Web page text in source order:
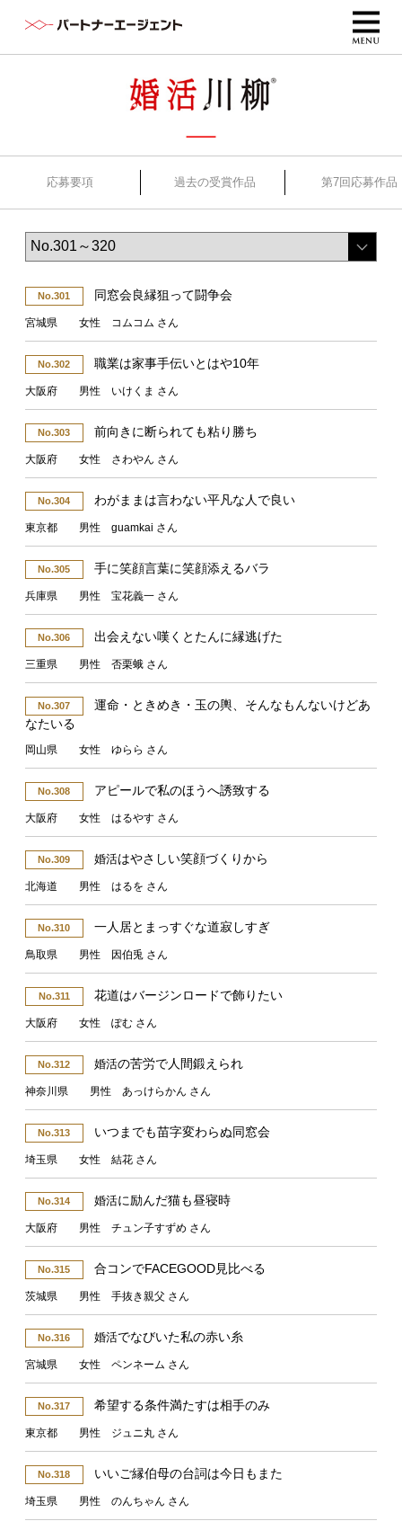
応募要項 過去の受賞作品 第7回応募作品
No.301 同窓会良縁狙って闘争会
宮城県 女性 コムコム さん
No.302 職業は家事手伝いとはや10年
大阪府 男性 いけくま さん
No.303 前向きに断られても粘り勝ち
大阪府 女性 さわやん さん
No.304 わがままは言わない平凡な人で良い
東京都 男性 guamkai さん
No.305 手に笑顔言葉に笑顔添えるバラ
兵庫県 男性 宝花義一 さん
No.306 出会えない嘆くとたんに縁逃げた
三重県 男性 否栗蛾 さん
No.307
運命・ときめき・玉の輿、そんなもんないけどあ
なたいる
岡山県 女性 ゆらら さん
No.308 アピールで私のほうへ誘致する
大阪府 女性 はるやす さん
No.309 婚活はやさしい笑顔づくりから
北海道 男性 はるを さん
No.310 一人居とまっすぐな道寂しすぎ
鳥取県 男性 因伯兎 さん
No.311 花道はバージンロードで飾りたい
大阪府 女性 ぽむ さん
No.312 婚活の苦労で人間鍛えられ
神奈川県 男性 あっけらかん さん
No.313 いつまでも苗字変わらぬ同窓会
埼玉県 女性 結花 さん
No.314 婚活に励んだ猫も昼寝時
大阪府 男性 チュン子すずめ さん
No.315 合コンでFACEGOOD見比べる
茨城県 男性 手抜き親父 さん
No.316 婚活でなびいた私の赤い糸
宮城県 女性 ペンネーム さん
No.317 希望する条件満たすは相手のみ
東京都 男性 ジュニ丸 さん
No.318 いいご縁伯母の台詞は今日もまた
埼玉県 男性 のんちゃん さん